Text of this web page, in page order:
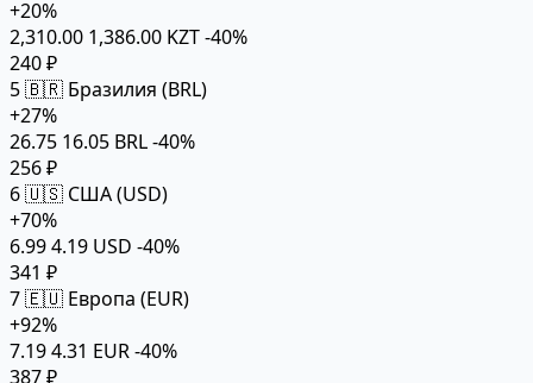
+20%
2,310.00 1,386.00 KZT-40%
240 ₽
5🇧🇷 Бразилия (BRL)
+27%
26.75 16.05 BRL-40%
256 ₽
6🇺🇸 США (USD)
+70%
6.994.19 USD -40%
341 ₽
7🇪🇺 Европа (EUR)
+92%
7.194.31 EUR-40%
387 ₽